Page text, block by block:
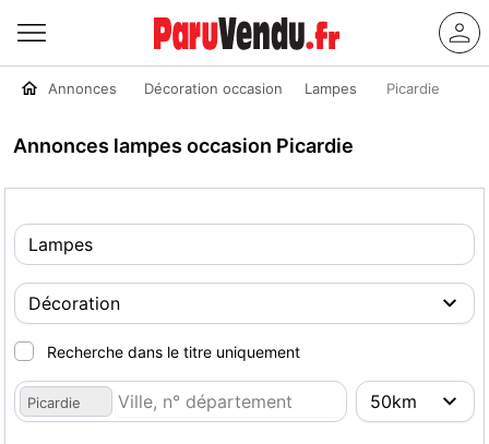
Annonces Décoration occasion Lampes Picardie
Annonces lampes occasion Picardie
Recherche dans le titre uniquement
Picardie